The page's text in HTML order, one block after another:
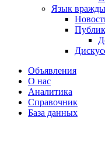
Язык вражды
Объявления
О нас
Аналитика
Справочник
База данных